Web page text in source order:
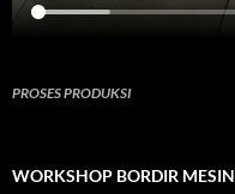
PROSES PRODUKSI
WORKSHOP BORDIR MESIN